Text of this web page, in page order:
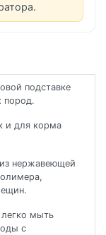
подставке
пород.
и для корма
нержавеющей
легко мыть
с